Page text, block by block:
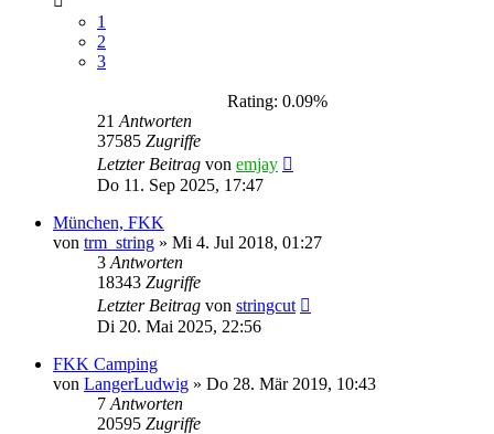
1
2
3
Rating: 0.09%
21 Antworten
37585 Zugriffe
Letzter Beitrag von emjay
Do 11. Sep 2025, 17:47
München, FKK
von trm_string » Mi 4. Jul 2018, 01:27
3 Antworten
18343 Zugriffe
Letzter Beitrag von stringcut
Di 20. Mai 2025, 22:56
FKK Camping
von LangerLudwig » Do 28. Mär 2019, 10:43
7 Antworten
20595 Zugriffe